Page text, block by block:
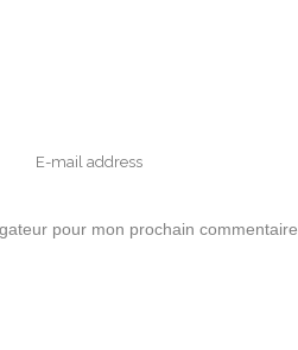
pour mon prochain commentaire.